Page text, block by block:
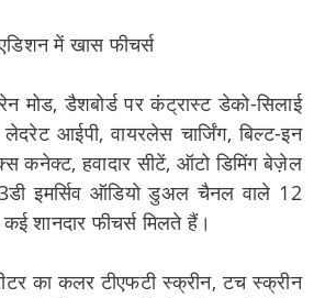
एडिशन में खास फीचर्स
मोड, डैशबोर्ड पर कंट्रास्ट डेको-सिलाई
आईपी, वायरलेस चार्जिंग, बिल्ट-इन
कनेक्ट, हवादार सीटें, ऑटो डिमिंग बेज़ेल
इमर्सिव ऑडियो डुअल चैनल वाले 12
शानदार फीचर्स मिलते हैं।
का कलर टीएफटी स्क्रीन, टच स्क्रीन